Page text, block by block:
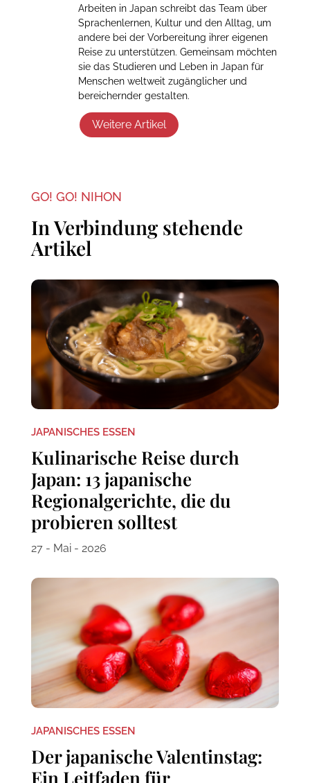
Arbeiten in Japan schreibt das Team über
Sprachenlernen, Kultur und den Alltag, um
andere bei der Vorbereitung ihrer eigenen
Reise zu unterstützen. Gemeinsam möchten
sie das Studieren und Leben in Japan für
Menschen weltweit zugänglicher und
bereichernder gestalten.
Weitere Artikel
GO! GO! NIHON
In Verbindung stehende
Artikel
JAPANISCHES ESSEN
Kulinarische Reise durch
Japan: 13 japanische
Regionalgerichte, die du
probieren solltest
27 - Mai - 2026
JAPANISCHES ESSEN
Der japanische Valentinstag:
Ein Leitfaden für